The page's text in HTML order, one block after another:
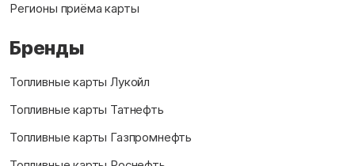
Регионы приёма карты
Бренды
Топливные карты Лукойл
Топливные карты Татнефть
Топливные карты Газпромнефть